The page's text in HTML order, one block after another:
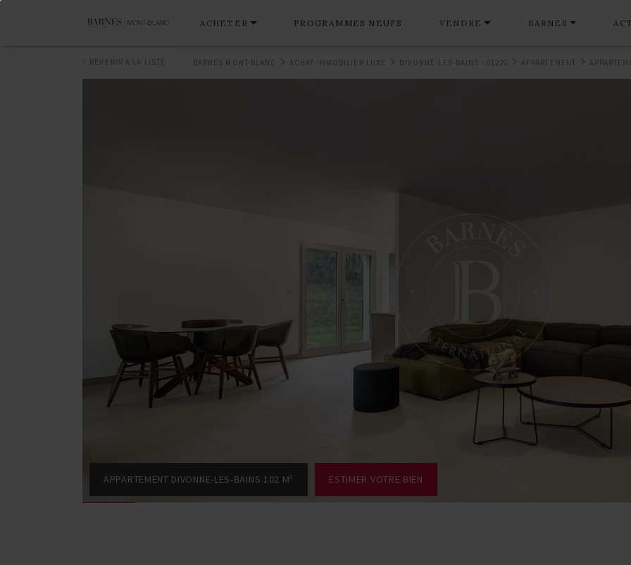
ACHETER PROGRAMMES NEUFS VENDRE BARNES
BARNES MONT-BLANC ACHAT IMMOBILIER LUXE DIVONNE-LES-BAINS - 01220 APPARTEMENT
REVENIR À LA LISTE
APPARTEMENT DIVONNE-LES-BAINS 102 M² ESTIMER VOTRE BIEN